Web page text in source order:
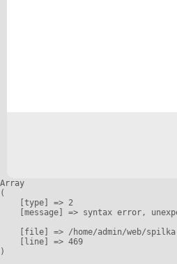
Array
(
    [type] => 2
[message] => syntax error,
[file] => /home/admin/web/
    [line] => 469